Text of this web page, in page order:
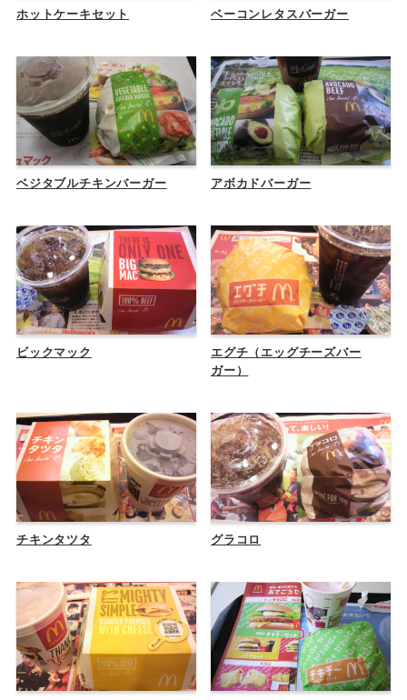
ホットケーキセット ベーコンレタスバーガー
ベジタブルチキンバーガー アボカドバーガー
ビックマック
エグチ（エッグチーズバー
ガー）
チキンタツタ グラコロ